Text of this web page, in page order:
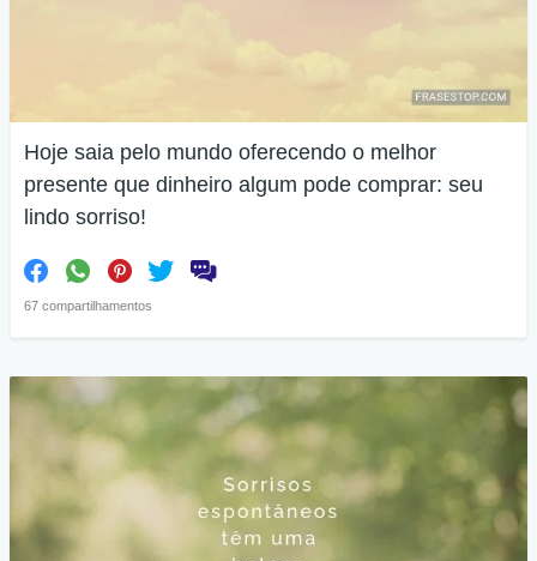
Hoje saia pelo mundo oferecendo o melhor
presente que dinheiro algum pode comprar: seu
lindo sorriso!
67 compartilhamentos